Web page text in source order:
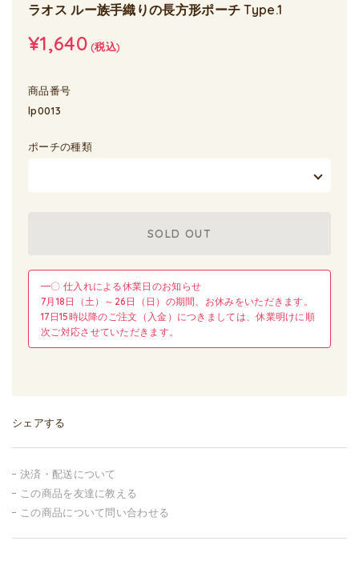
ラオス ルー族手織りの長方形ポーチ Type.1
¥1,640(税込)
商品番号
lp0013
ポーチの種類
SOLD OUT
━〇 仕入れによる休業日のお知らせ
7月18日（土）～26日（日）の期間、お休みをいただきます。
17日15時以降のご注文（入金）につきましては、休業明けに順
次ご対応させていただきます。
シェアする
決済・配送について
この商品を友達に教える
この商品について問い合わせる